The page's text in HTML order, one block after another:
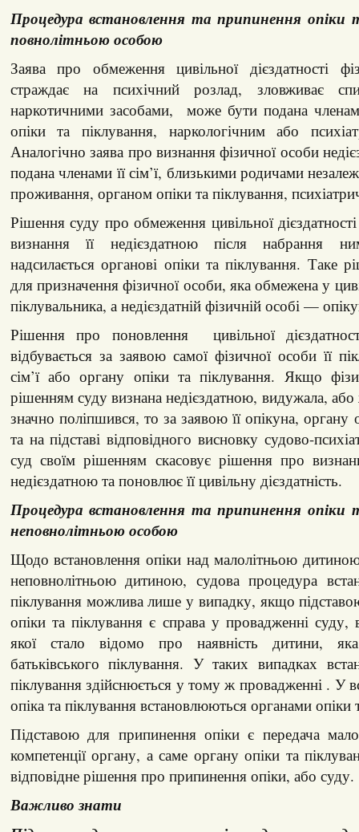
Процедура встановлення та припинення опіки
повнолітньою особою
Заява про обмеження цивільної дієздатності
страждає на психічний розлад, зловживає
наркотичними засобами, може бути подана
опіки та піклування, наркологічним або
Аналогічно заява про визнання фізичної особи
подана членами її сім’ї, близькими родичами
проживання, органом опіки та піклування,
Рішення суду про обмеження цивільної
визнання її недієздатною після набрання
надсилається органові опіки та піклування. Таке
для призначення фізичної особи, яка обмежена у
піклувальника, а недієздатній фізичній особі —
Рішення про поновлення цивільної
відбувається за заявою самої фізичної особи її
сім’ї або органу опіки та піклування. Якщо
рішенням суду визнана недієздатною, видужала, або
значно поліпшився, то за заявою її опікуна, органу
та на підставі відповідного висновку судово-
суд своїм рішенням скасовує рішення про
недієздатною та поновлює її цивільну дієздатність.
Процедура встановлення та припинення опіки
неповнолітньою особою
Щодо встановлення опіки над малолітньою
неповнолітньою дитиною, судова процедура
піклування можлива лише у випадку, якщо
опіки та піклування є справа у провадженні суду,
якої стало відомо про наявність дитини,
батьківського піклування. У таких випадках
піклування здійснюється у тому ж провадженні . У
опіка та піклування встановлюються органами опіки
Підставою для припинення опіки є передача
компетенції органу, а саме органу опіки та
відповідне рішення про припинення опіки, або суду.
Важливо знати